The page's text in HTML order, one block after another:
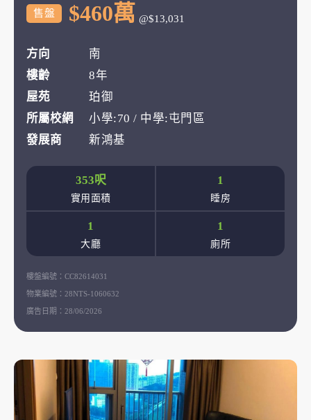
售盤 $460萬 @$13,031
方向
南
樓齡
8年
屋苑
珀御
所屬校網
小學:70 / 中學:屯門區
發展商
新鴻基
353呎
實用面積
1
睡房
1
大廳
1
廁所
樓盤編號： CC82614031
物業編號： 28NTS-1060632
廣告日期： 28/06/2026